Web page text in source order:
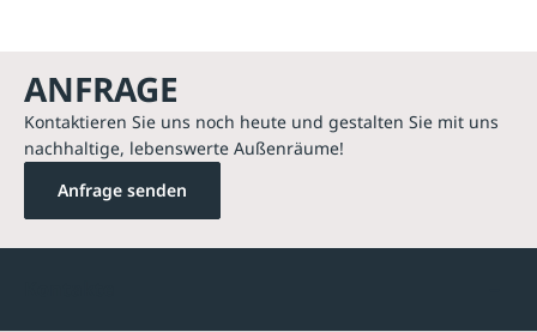
ANFRAGE
Kontaktieren Sie uns noch heute und gestalten Sie mit uns
nachhaltige, lebenswerte Außenräume!
Anfrage senden